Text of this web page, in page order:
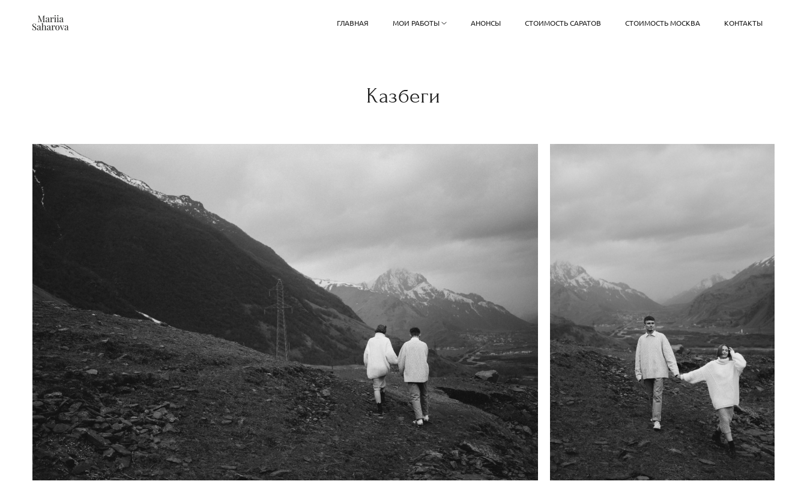
ГЛАВНАЯ МОИ РАБОТЫ АНОНСЫ СТОИМОСТЬ САРАТОВ СТОИМОСТЬ МОСКВА КОНТАКТЫ
Казбеги